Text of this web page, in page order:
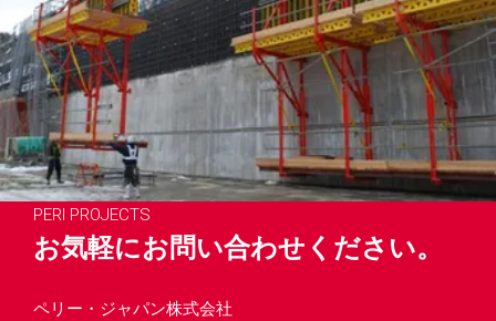
PERI PROJECTS
お気軽にお問い合わせください。
ペリー・ジャパン株式会社